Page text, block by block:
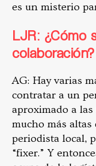
es un misterio
LJR: ¿Cómo
colaboración?
AG: Hay varias
contratar a un
aproximado a
mucho más
periodista local,
“fixer.” Y